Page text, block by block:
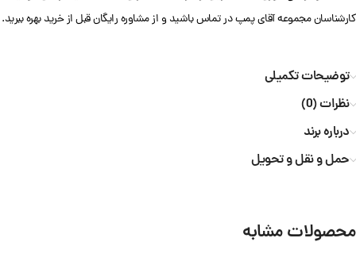
کارشناسان مجموعه آقای پمپ در تماس باشید و از مشاوره رایگان قبل از خرید بهره ببرید.
توضیحات تکمیلی
نظرات (0)
درباره برند
حمل و نقل و تحویل
محصولات مشابه